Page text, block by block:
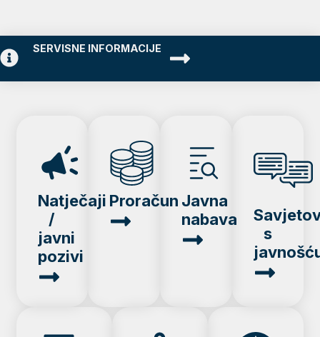
SERVISNE INFORMACIJE
Natječaji
/
javni
pozivi
Proračun Javna
nabava
s